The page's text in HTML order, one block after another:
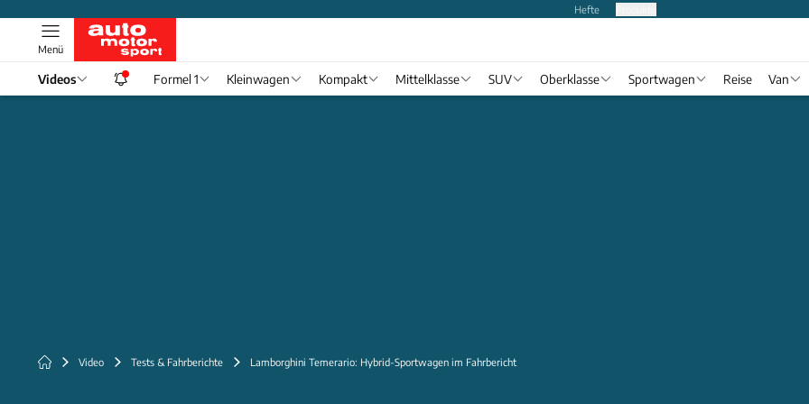
Hefte
Menü
Videos Formel 1 Kleinwagen Kompakt Mittelklasse SUV Oberklasse Sportwagen Reise Van
Video Tests & Fahrberichte Lamborghini Temerario: Hybrid-Sportwagen im Fahrbericht